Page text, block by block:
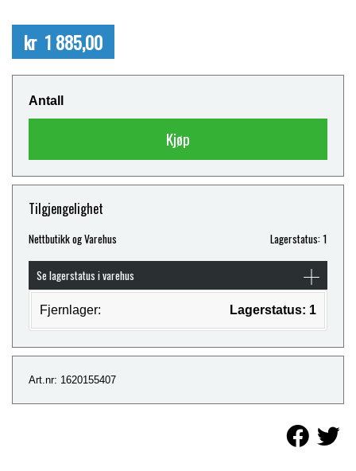
kr 1 885,00
Antall
Kjøp
Tilgjengelighet
Nettbutikk og Varehus Lagerstatus: 1
Se lagerstatus i varehus
Fjernlager: Lagerstatus: 1
Art.nr: 1620155407